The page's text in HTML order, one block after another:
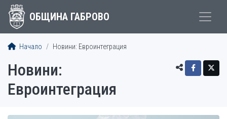
ОБЩИНА ГАБРОВО
Начало Новини: Евроинтеграция
Новини:
Евроинтеграция